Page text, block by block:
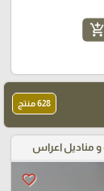
add_shopping_cart
628 منتج
مناديل اعراس
favorite_border